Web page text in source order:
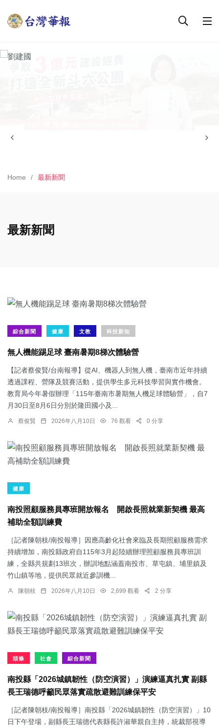
Home 最新新聞
最新新聞
綜合新聞 健康 文教 科技新知
無人機能踢足球 臺南暑期8梯次體驗營
【記者蔡俊賢/台南報導】從AI、機器人到無人機，臺南市近年持續
透過課程、營隊及競賽活動，提供學生多元科技學習與實作機會。
教育局今年暑假辦理「115年臺南市暑期無人機足球體驗營」，自7
月30日至8月6日分別於隆田國小及...
蔡俊賢 2026年八月10日 76 觀看 0 分享
健康
南投照顧服務員專班開放報名 開啟長照就業新契機 最高
補助全額訓練費
［記者陳朝枝/南投報導］因應高齡化社會來臨及長期照顧服務需求
持續增加，南投縣政府自115年3月起陸續辦理照顧服務員專班訓
練，全縣共規劃13班次，辦訓地點涵蓋南投市、草屯鎮、埔里鎮及
竹山鎮等地，提供民眾就近參訓機...
陳朝枝 2026年八月10日 2,699 觀看 2 分享
頭條 社會 綜合新聞
南投縣「2026城鎮韌性（防空演習）」演練逼真扎實 副縣
長王瑞德呼籲民眾落實疏散避難訓練保平安
［記者陳朝枝/南投報導］南投縣「2026城鎮韌性（防空演習）」10
日下午登場，副縣長王瑞德代表縣長許淑華親自主持，統裁部視導